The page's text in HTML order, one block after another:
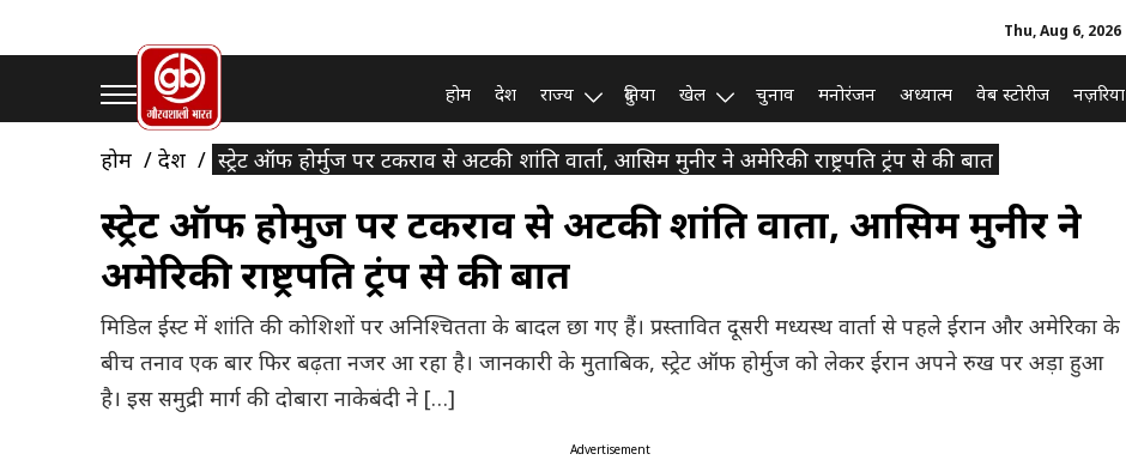
Thu, Aug 6, 2026
होम देश राज्य दुनिया खेल चुनाव मनोरंजन अध्यात्म वेब स्टोरीज नज़रिया
होम देश स्ट्रेट ऑफ होर्मुज पर टकराव से अटकी शांति वार्ता, आसिम मुनीर ने अमेरिकी राष्ट्रपति ट्रंप से की बात
स्ट्रेट ऑफ होर्मुज पर टकराव से अटकी शांति वार्ता, आसिम मुनीर ने
अमेरिकी राष्ट्रपति ट्रंप से की बात
मिडिल ईस्ट में शांति की कोशिशों पर अनिश्चितता के बादल छा गए हैं। प्रस्तावित दूसरी मध्यस्थ वार्ता से पहले ईरान और अमेरिका के
बीच तनाव एक बार फिर बढ़ता नजर आ रहा है। जानकारी के मुताबिक, स्ट्रेट ऑफ होर्मुज को लेकर ईरान अपने रुख पर अड़ा हुआ
है। इस समुद्री मार्ग की दोबारा नाकेबंदी ने […]
Advertisement